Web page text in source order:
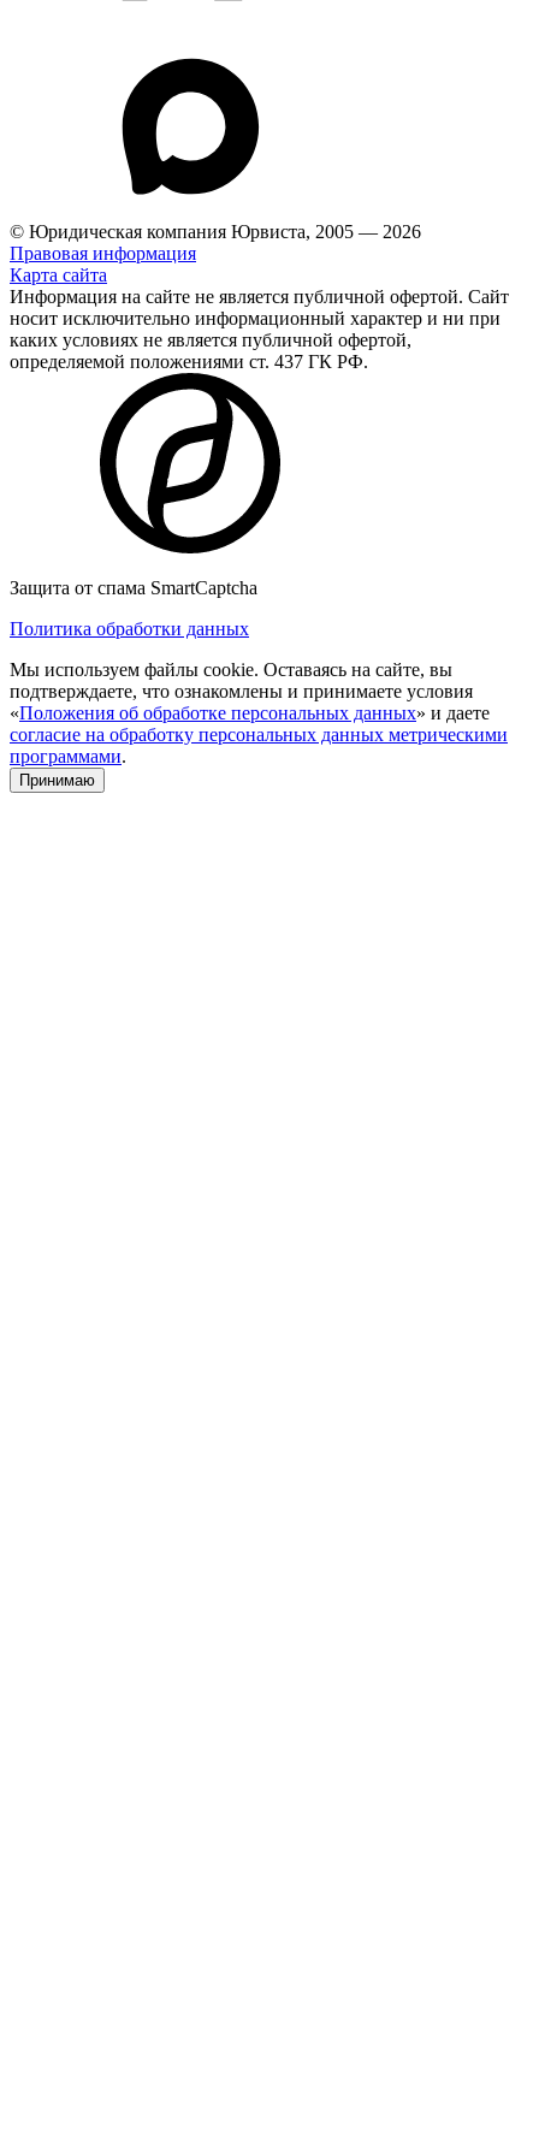
© Юридическая компания Юрвиста, 2005 — 2026
Правовая информация
Карта сайта
Информация на сайте не является публичной офертой. Cайт
носит исключительно информационный характер и ни при
каких условиях не является публичной офертой,
определяемой положениями ст. 437 ГК РФ.
Защита от спама SmartCaptcha
Политика обработки данных
Мы используем файлы cookie. Оставаясь на сайте, вы
подтверждаете, что ознакомлены и принимаете условия
«Положения об обработке персональных данных» и даете
согласие на обработку персональных данных метрическими
программами.
Принимаю